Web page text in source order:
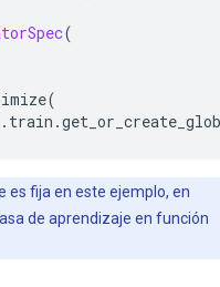
(
(
. train .
es fija en este ejemplo, en
de aprendizaje en función